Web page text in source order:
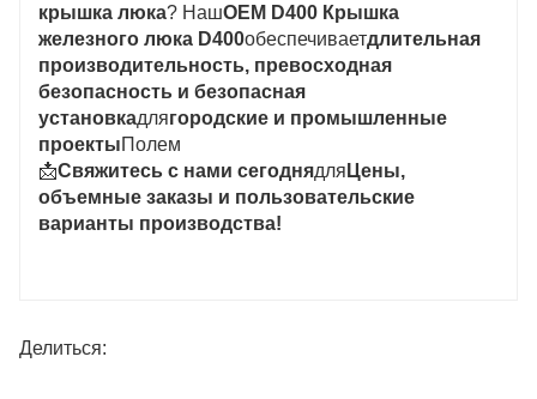
крышка люка? НашOEM D400 Крышка
железного люка D400обеспечиваетдлительная
производительность, превосходная
безопасность и безопасная
установкадлягородские и промышленные
проектыПолем
📩Свяжитесь с нами сегоднядля Цены,
объемные заказы и пользовательские
варианты производства!
Делиться: